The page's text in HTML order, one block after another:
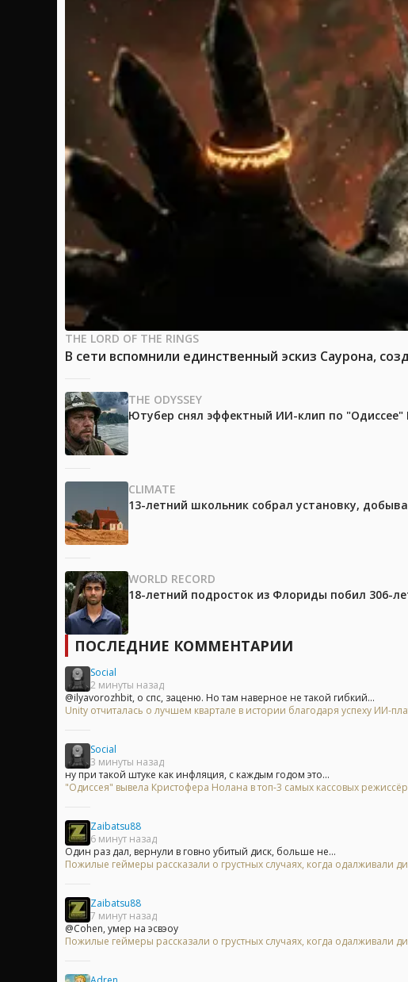
THE LORD OF THE RINGS
В сети вспомнили единственный эскиз Саурона,
THE ODYSSEY
Ютубер снял эффектный ИИ-клип по "Одиссее"
CLIMATE
13-летний школьник собрал установку,
WORLD RECORD
18-летний подросток из Флориды побил 306-
ПОСЛЕДНИЕ КОММЕНТАРИИ
Social
2 минуты назад
@ilyavorozhbit, о спс, заценю. Но там наверное не такой гибкий...
Unity отчиталась о лучшем квартале в истории благодаря успеху ИИ-
Social
3 минуты назад
ну при такой штуке как инфляция, с каждым годом это...
"Одиссея" вывела Кристофера Нолана в топ-3 самых кассовых
Zaibatsu88
6 минут назад
Один раз дал, вернули в говно убитый диск, больше не...
Пожилые геймеры рассказали о грустных случаях, когда одалживали
Zaibatsu88
7 минут назад
@Cohen, умер на эсвэоу
Пожилые геймеры рассказали о грустных случаях, когда одалживали